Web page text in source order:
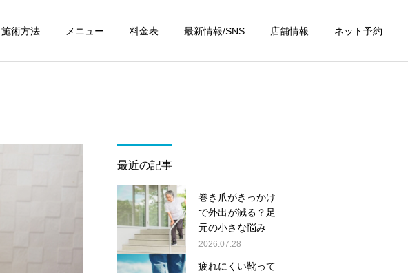
施術方法 メニュー 料金表 最新情報/SNS 店舗情報 ネット予約
最近の記事
巻き爪がきっかけ
で外出が減る？足
元の小さな悩みが
将来につながる理
由
2026.07.28
疲れにくい靴って